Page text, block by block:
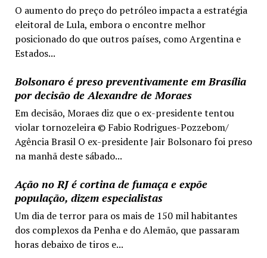
O aumento do preço do petróleo impacta a estratégia
eleitoral de Lula, embora o encontre melhor
posicionado do que outros países, como Argentina e
Estados...
Bolsonaro é preso preventivamente em Brasília
por decisão de Alexandre de Moraes
Em decisão, Moraes diz que o ex-presidente tentou
violar tornozeleira © Fabio Rodrigues-Pozzebom/
Agência Brasil O ex-presidente Jair Bolsonaro foi preso
na manhã deste sábado...
Ação no RJ é cortina de fumaça e expõe
população, dizem especialistas
Um dia de terror para os mais de 150 mil habitantes
dos complexos da Penha e do Alemão, que passaram
horas debaixo de tiros e...